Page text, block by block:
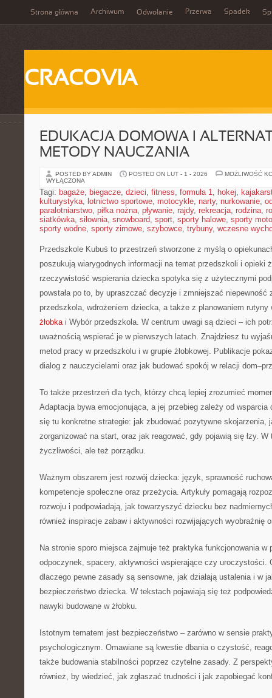
Strona główna Archiwum Odwołanie Przerwa Spadek
CRACOVIA
EDUKACJA DOMOWA I
METODY NAUCZANIA
POSTED BY ADMIN POSTED ON LUT - 1 - 2026
MOŻLIWOŚĆ
WYŁĄCZONA
Tagi: bagaże, biegacze, dzieci, fitness, formuła 1, hokej,
kulturystyka, lotnictwo sportowe, motocykle, narty, nurkowanie,
paralotniarstwo, piłka nożna, pływanie, rajdy, rekreacja, rodzina,
siatkówka, siłownia, snowboard, sport, sporty halowe, sporty
sporty wodne, sporty zimowe, szybowce, trybuny, wczesne
Przedszkole Kubuś to przestrzeń stworzone z myślą o
poszukują wiarygodnych informacji na temat przedszkoli i opieki
rzeczywistość wspierania dziecka spotyka się z użytecznymi
powstała po to, by upraszczać decyzje i zmniejszać niepewność
przedszkola, wdrożeniem dziecka, a także z planowaniem
żłobkai Wybór przedszkola. W centrum uwagi są dzieci – ich
uważnością wspierać je w pierwszych latach. Znajdziesz tu
metod pracy w przedszkolu i w grupie żłobkowej. Publikacje
dialog z nauczycielami oraz jak budować spokój w relacji
To także przestrzeń dla tych, którzy chcą lepiej zrozumieć
Adaptacja bywa emocjonująca, a jej przebieg zależy od wsparcia
się tu konkretne strategie: jak zbudować pozytywne skojarzenia,
zorganizować na start, oraz jak reagować, gdy pojawią się łzy.
życzliwości, ale też porządku.
Ważnym obszarem jest rozwój dziecka: język, sprawność
kompetencje społeczne oraz przeżycia. Artykuły pomagają
rozwoju i podpowiadają, jak towarzyszyć dziecku bez
również inspiracje zabaw i aktywności rozwijających wyobraźnię
Na stronie sporo miejsca zajmuje też praktyka funkcjonowania w
odpoczynek, spacery, aktywności wspierające czy uroczystości.
dlaczego pewne zasady są sensowne, jak działają ustalenia i w
bezpieczeństwo dziecka. W tekstach pojawiają się też
nawyki budowane w żłobku.
Istotnym tematem jest bezpieczeństwo – zarówno w sensie
psychologicznym. Omawiane są kwestie dbania o czystość,
także budowania stabilności poprzez czytelne zasady. Z
również, by wiedzieć, jak zgłaszać trudności i jak zapobiegać